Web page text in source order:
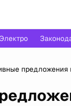
предложения